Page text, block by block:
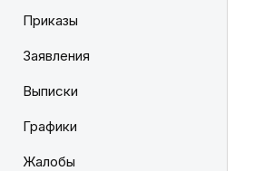
Приказы
Заявления
Выписки
Графики
Жалобы